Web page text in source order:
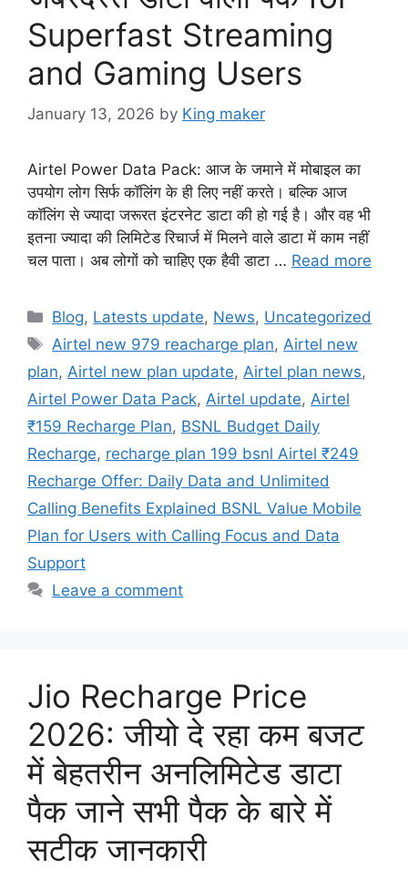
Superfast Streaming
and Gaming Users
January 13, 2026 by King maker
Airtel Power Data Pack: आज के जमाने में मोबाइल का
उपयोग लोग सिर्फ कॉलिंग के ही लिए नहीं करते। बल्कि आज
कॉलिंग से ज्यादा जरूरत इंटरनेट डाटा की हो गई है। और वह भी
इतना ज्यादा की लिमिटेड रिचार्ज में मिलने वाले डाटा में काम नहीं
चल पाता। अब लोगों को चाहिए एक हैवी डाटा … Read more
Categories
Blog, Latests update, News, Uncategorized
Tags
Airtel new 979 reacharge plan, Airtel new
plan, Airtel new plan update, Airtel plan news,
Airtel Power Data Pack, Airtel update, Airtel
₹159 Recharge Plan, BSNL Budget Daily
Recharge, recharge plan 199 bsnl Airtel ₹249
Recharge Offer: Daily Data and Unlimited
Calling Benefits Explained BSNL Value Mobile
Plan for Users with Calling Focus and Data
Support
Leave a comment
Jio Recharge Price
2026: जीयो दे रहा कम बजट
में बेहतरीन अनलिमिटेड डाटा
पैक जाने सभी पैक के बारे में
सटीक जानकारी